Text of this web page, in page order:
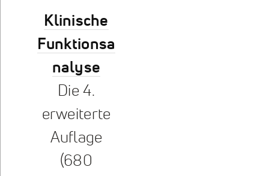
Klinische
Funktionsa
nalyse
Die 4.
erweiterte
Auflage
(680